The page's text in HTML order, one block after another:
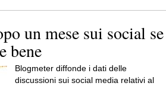
un mese sui social se
bene
Blogmeter diffonde i dati delle
discussioni sui social media relativi al